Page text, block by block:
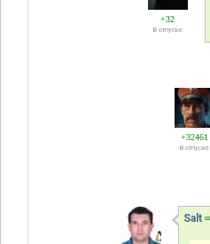
+32
В отпуске
+32461
В отпуске
Salt